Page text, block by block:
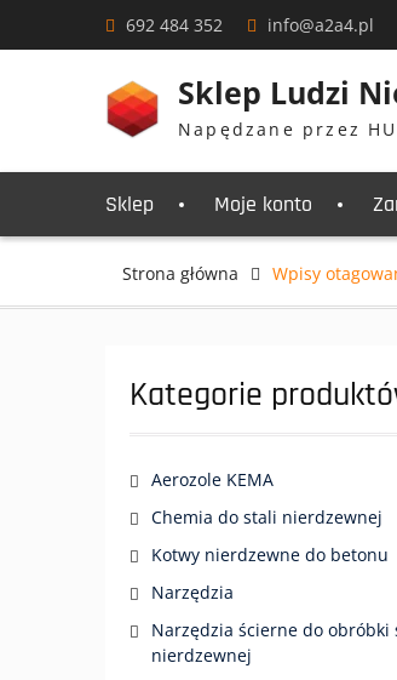
692 484 352 info@a2a4.pl
Sklep Ludzi
Napędzane przez
Sklep Moje konto
Strona główna Wpisy
Kategorie
Aerozole KEMA
Chemia do stali nierdzewnej
Kotwy nierdzewne do betonu
Narzędzia
Narzędzia ścierne do obróbki
nierdzewnej